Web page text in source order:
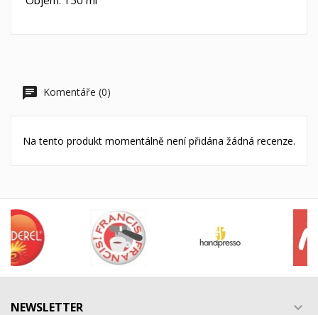
Komentáře (0)
Na tento produkt momentálně není přidána žádná recenze.
NEWSLETTER 